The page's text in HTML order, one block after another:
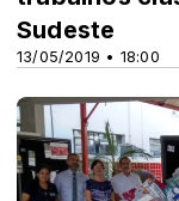
13/05/2019 • 18:00
Sudeste